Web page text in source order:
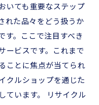
いても重要なステップ
れた品々をどう扱うか
す。ここで注目すべき
ービスです。これまで
ことに焦点が当てられ
クルショップを通じた
ています。 リサイクル